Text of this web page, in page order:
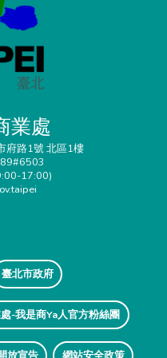
業處
府路1號 北區1樓
17:00)
臺北市政府
-我是商Ya人官方粉絲團